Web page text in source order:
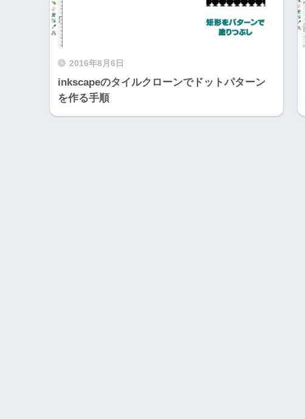
2016年8月6日
inkscapeのタイルクローンでドットパターン
を作る手順